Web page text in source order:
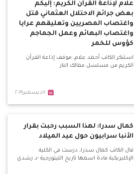
علام لإذاعة القرآن الكريم: إليكم
بعض جرائم الاحتلال العثماني قتل
واغتصاب المصريين وتعليقهم عرايا
واغتصاب البهائم وعمل الجماجم
كؤوس للخمر
استنكر الكاتب أحمد علام، موقف إذاعة القرآن
الكريم من مسلسل ممالك النار
١١ديسمبر٢٠١٩
كمال سدرا: لهذا السبب رحبت بقرار
الأنبا سرابيون حول عيد الميلاد
قال الكاتب كمال سدرا، درست في الكلية
الإكليريكية مادة اسمها تاريخ الليتورجية -د رشدي